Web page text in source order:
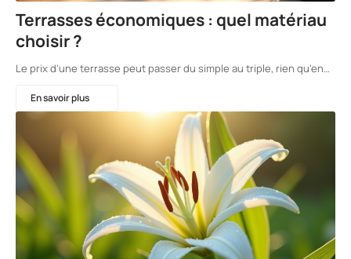
Terrasses économiques : quel matériau
choisir ?
Le prix d'une terrasse peut passer du simple au triple, rien qu'en…
En savoir plus